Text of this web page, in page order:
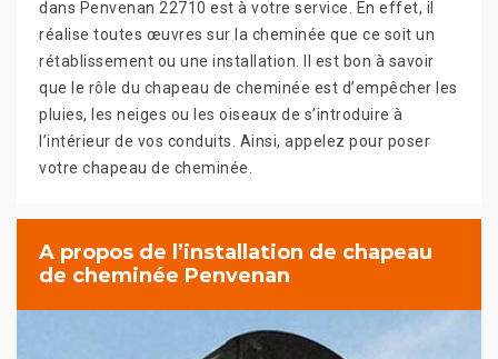
dans Penvenan 22710 est à votre service. En effet, il
réalise toutes œuvres sur la cheminée que ce soit un
rétablissement ou une installation. Il est bon à savoir
que le rôle du chapeau de cheminée est d’empêcher les
pluies, les neiges ou les oiseaux de s’introduire à
l’intérieur de vos conduits. Ainsi, appelez pour poser
votre chapeau de cheminée.
A propos de l’installation de chapeau
de cheminée Penvenan